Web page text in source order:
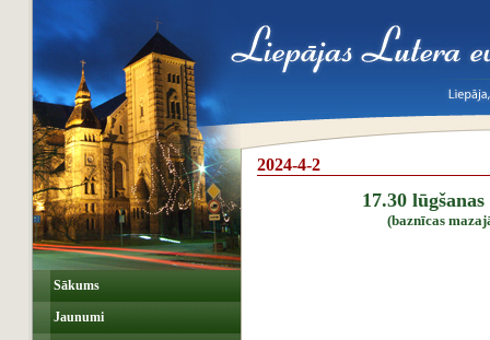
Sākums
Jaunumi
2024-4-2
17.30
(baznīcas